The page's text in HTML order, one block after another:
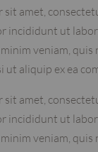
sit amet,
incididunt ut
veniam,
ut aliquip ex ea
sit amet,
incididunt ut
veniam,